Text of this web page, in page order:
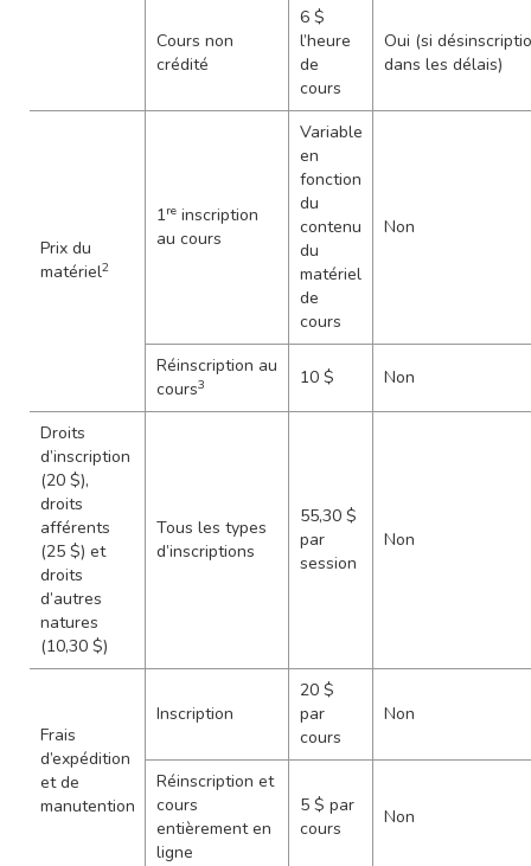
Cours non
crédité
6 $
l’heure
de
cours
Oui (si
dans les délais)
Prix du
matériel2
1reinscription
au cours
Variable
en
fonction
du
contenu
du
matériel
de
cours
Non
Réinscription au
cours3 10 $ Non
Droits
d’inscription
(20 $),
droits
afférents
(25 $) et
droits
d’autres
natures
(10,30 $)
Tous les types
d’inscriptions
55,30 $
par
session
Non
Frais
d’expédition
et de
manutention
Inscription
20 $
par
cours
Non
Réinscription et
cours
entièrement en
ligne
5 $ par
cours
Non